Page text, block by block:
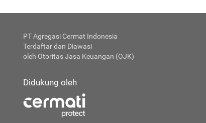
PT Agregasi Cermat Indonesia
Terdaftar dan Diawasi
oleh Otoritas Jasa Keuangan (OJK)
Didukung oleh